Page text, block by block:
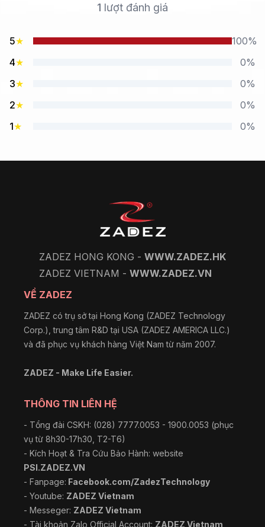
1 lượt đánh giá
5★
100%
4★
0%
3★
0%
2★
0%
1★ 0%
ZADEZ HONG KONG - WWW.ZADEZ.HK
ZADEZ VIETNAM - WWW.ZADEZ.VN
VỀ ZADEZ
ZADEZ có trụ sở tại Hong Kong (ZADEZ Technology
Corp.), trung tâm R&D tại USA (ZADEZ AMERICA LLC.)
và đã phục vụ khách hàng Việt Nam từ năm 2007.
ZADEZ - Make Life Easier.
THÔNG TIN LIÊN HỆ
- Tổng đài CSKH: (028) 7777.0053 - 1900.0053 (phục
vụ từ 8h30-17h30, T2-T6)
- Kích Hoạt & Tra Cứu Bảo Hành: website
PSI.ZADEZ.VN
- Fanpage: Facebook.com/ZadezTechnology
- Youtube: ZADEZ Vietnam
- Messeger: ZADEZ Vietnam
- Tài khoản Zalo Official Account: ZADEZ Vietnam